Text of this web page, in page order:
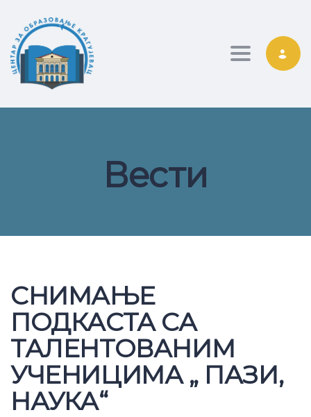
Toggle
Вести
СНИМАЊЕ
ПОДКАСТА СА
ТАЛЕНТОВАНИМ
УЧЕНИЦИМА „ ПАЗИ,
НАУКА“